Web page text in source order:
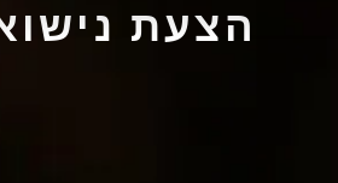
הצעת